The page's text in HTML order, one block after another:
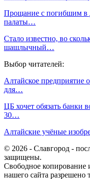
Прощание с погибшим
палаты…
Стало известно, во
шашлычный…
Выбор читателей:
Алтайское предприятие
для…
ЦБ хочет обязать банки
30…
Алтайские учёные
© 2026 - Славгород -
защищены.
Свободное копирование
нашего сайта разрешено